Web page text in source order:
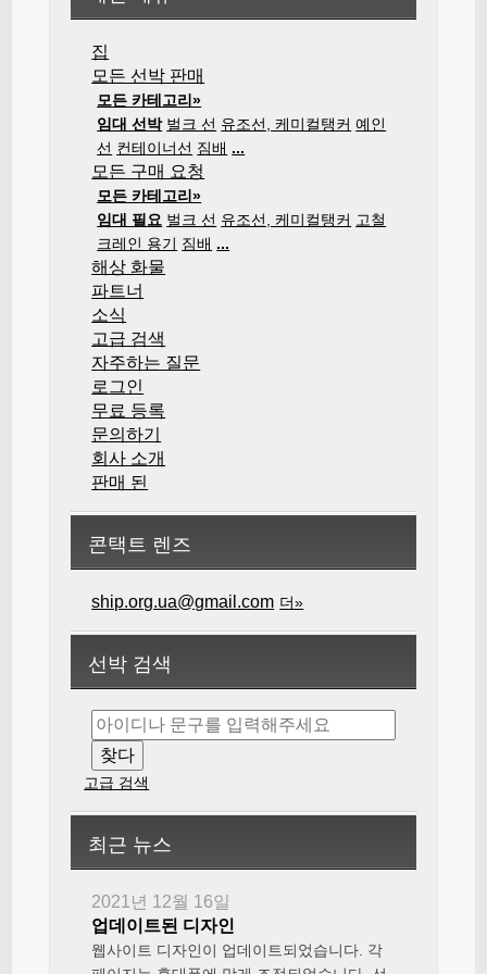
집
모든 선박 판매
모든 카테고리»
임대 선박 벌크 선 유조선, 케미컬탱커 예인
선 컨테이너선 짐배 ...
모든 구매 요청
모든 카테고리»
임대 필요 벌크 선 유조선, 케미컬탱커 고철
크레인 용기 짐배 ...
해상 화물
파트너
소식
고급 검색
자주하는 질문
로그인
무료 등록
문의하기
회사 소개
판매 된
콘택트 렌즈
ship.org.ua@gmail.com 더»
선박 검색
고급 검색
최근 뉴스
2021년 12월 16일
업데이트된 디자인
웹사이트 디자인이 업데이트되었습니다. 각